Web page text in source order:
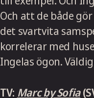
Och att de både
det svartvita
korrelerar med
Ingelas ögon.
TV: Marc by Sofia